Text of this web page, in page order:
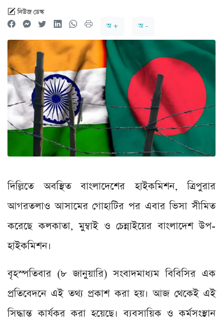
নিউজ ডেস্ক
অ +
অ -
দিল্লিতে অবস্থিত বাংলাদেশের হাইকমিশন, ত্রিপুরার
আগরতলাও আসামের গোহাটির পর এবার ভিসা সীমিত
করেছে কলকাতা, মুম্বাই ও চেন্নাইয়ের বাংলাদেশ উপ-
হাইকমিশন।
বৃহস্পতিবার (৮ জানুয়ারি) সংবাদমাধ্যম বিবিসির এক
প্রতিবেদনে এই তথ্য প্রকাশ করা হয়। আজ থেকেই এই
সিদ্ধান্ত কার্যকর করা হয়েছে। ব্যবসায়িক ও কর্মসংস্থান